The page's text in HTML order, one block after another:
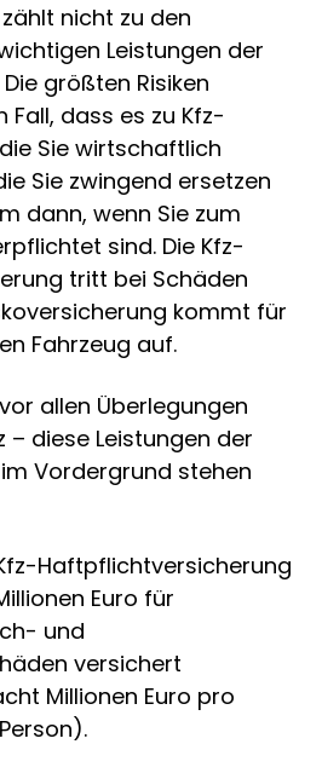
nicht zu den
Leistungen der
größten Risiken
dass es zu Kfz-
Sie wirtschaftlich
Sie zwingend ersetzen
dann, wenn Sie zum
sind. Die Kfz-
tritt bei Schäden
kommt für
Fahrzeug auf.
allen Überlegungen
diese Leistungen der
Vordergrund stehen
Haftpflichtversicherung
Euro für
und
versichert
Millionen Euro pro